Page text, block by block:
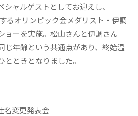
ャルゲストとしてお迎えし、
るオリンピック金メダリスト・伊調
ョーを実施。松山さんと伊調さん
じ年齢という共通点があり、終始温
ときとなりました。
名変更発表会